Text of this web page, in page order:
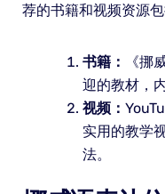
荐的书籍和视频资源包
书籍：
《挪
迎的教材，
视频：
实用的教学
法。